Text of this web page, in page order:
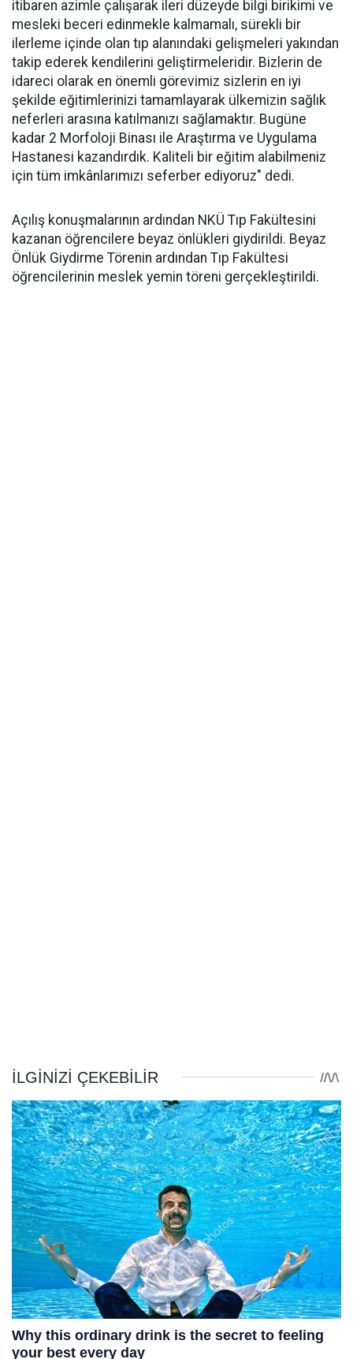
itibaren azimle çalışarak ileri düzeyde bilgi birikimi ve
mesleki beceri edinmekle kalmamalı, sürekli bir
ilerleme içinde olan tıp alanındaki gelişmeleri yakından
takip ederek kendilerini geliştirmeleridir. Bizlerin de
idareci olarak en önemli görevimiz sizlerin en iyi
şekilde eğitimlerinizi tamamlayarak ülkemizin sağlık
neferleri arasına katılmanızı sağlamaktır. Bugüne
kadar 2 Morfoloji Binası ile Araştırma ve Uygulama
Hastanesi kazandırdık. Kaliteli bir eğitim alabilmeniz
için tüm imkânlarımızı seferber ediyoruz" dedi.
Açılış konuşmalarının ardından NKÜ Tıp Fakültesini
kazanan öğrencilere beyaz önlükleri giydirildi. Beyaz
Önlük Giydirme Törenin ardından Tıp Fakültesi
öğrencilerinin meslek yemin töreni gerçekleştirildi.